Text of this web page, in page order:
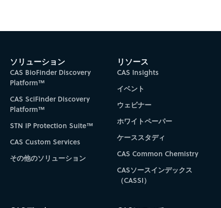
ソリューション
CAS BioFinder Discovery
Platform™
CAS SciFinder Discovery
Platform™
STN IP Protection Suite™
CAS Custom Services
その他のソリューション
リソース
CAS Insights
イベント
ウェビナー
ホワイトペーパー
ケーススタディ
CAS Common Chemistry
CASソースインデックス
（CASSI）